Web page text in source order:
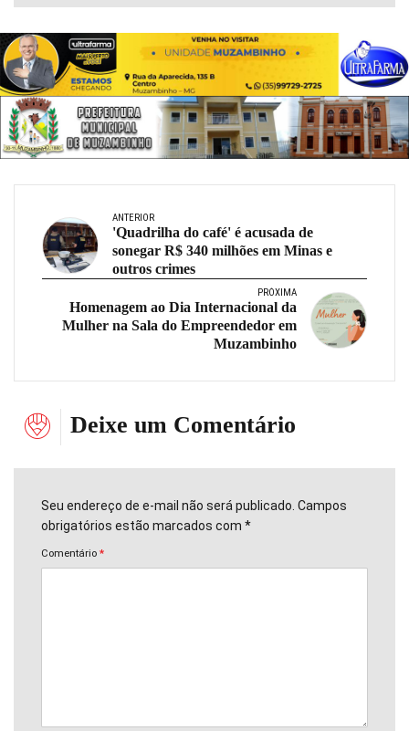
ANTERIOR
'Quadrilha do café' é acusada de
sonegar R$ 340 milhões em Minas e
outros crimes
PRÓXIMA
Homenagem ao Dia Internacional da
Mulher na Sala do Empreendedor em
Muzambinho
Deixe um Comentário
Seu endereço de e-mail não será publicado. Campos
obrigatórios estão marcados com *
Comentário *